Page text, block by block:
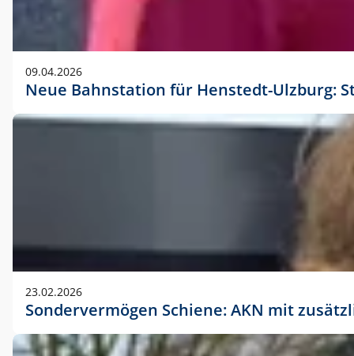
09.04.2026
Neue Bahnstation für Henstedt-Ulzburg:
23.02.2026
Sondervermögen Schiene: AKN mit